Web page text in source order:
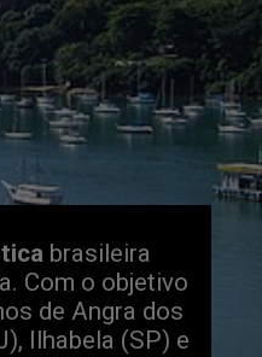
brasileira
Com o objetivo
de Angra dos
Ilhabela (SP) e